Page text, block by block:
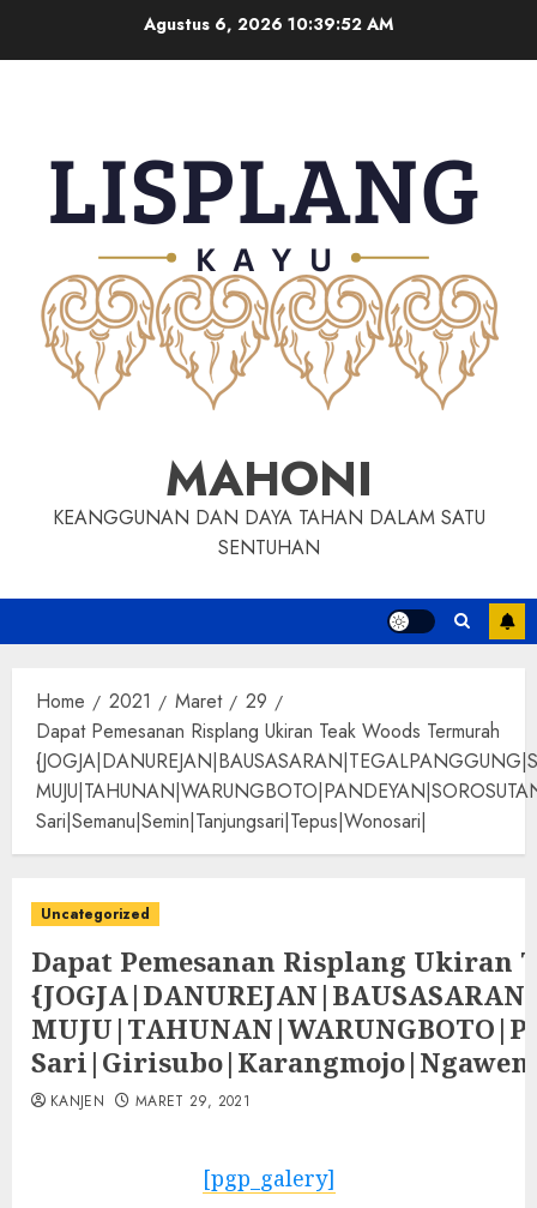
Agustus 6, 2026 10:39:53 AM
MAHONI
KEANGGUNAN DAN DAYA TAHAN DALAM SATU
SENTUHAN
Home 2021 Maret
29
Dapat Pemesanan Risplang Ukiran Teak Woods Termurah
Sari|Semanu|Semin|Tanjungsari|Tepus|Wonosari|
Uncategorized
Dapat Pemesanan Risplang Ukiran
KANJEN MARET 29, 2021
[pgp_galery]